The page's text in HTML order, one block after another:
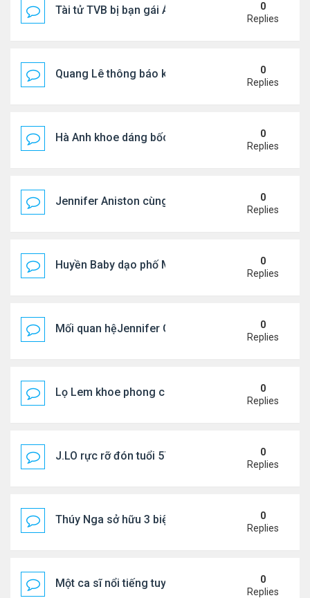
Tài tử TVB bị bạn gái Á hậu phản bội giờ ra sao?
0
Replies
Quang Lê thông báo khẩn cấp
0
Replies
Hà Anh khoe dáng bốc lửa của ở Maldives
0
Replies
Jennifer Aniston cùng bạn trai nghỉ dưỡng trên du
0
Replies
Huyền Baby dạo phố Mỹ
0
Replies
Mối quan hệJennifer Garner và mẹ chồng cũ
0
Replies
Lọ Lem khoe phong cách ở New York
0
Replies
J.LO rực rỡ đón tuổi 57 trên đất Âu
0
Replies
Thúy Nga sở hữu 3 biệt thự triệu USD ở Mỹ
0
Replies
Một ca sĩ nổi tiếng tuyên bố không thu tiền tác
0
Replies